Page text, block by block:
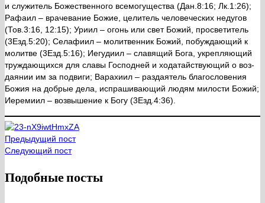
и слу­жи­тель Бо­же­ствен­но­го все­мо­гу­ще­ства (Дан.8:16; Лк.1:26);
Ра­фа­ил – вра­че­ва­ние Бо­жие, це­ли­тель че­ло­ве­че­ских неду­гов
(Тов.3:16, 12:15); Ури­ил – огонь или свет Бо­жий, про­све­ти­тель
(3Езд.5:20); Се­ла­фи­ил – мо­лит­вен­ник Бо­жий, по­буж­да­ю­щий к
мо­лит­ве (3Езд.5:16); Иегу­ди­ил – сла­вя­щий Бо­га, укреп­ля­ю­щий
труж­да­ю­щих­ся для сла­вы Гос­под­ней и хо­да­тай­ству­ю­щий о воз­
да­я­нии им за по­дви­ги; Вара­хи­ил – раз­да­я­тель бла­го­сло­ве­ния
Бо­жия на доб­рые де­ла, ис­пра­ши­ва­ю­щий лю­дям ми­ло­сти Бо­жий;
Иере­ми­ил – воз­вы­ше­ние к Бо­гу (3Езд.4:36).
Предыдущий пост
Следующий пост
Подобные посты